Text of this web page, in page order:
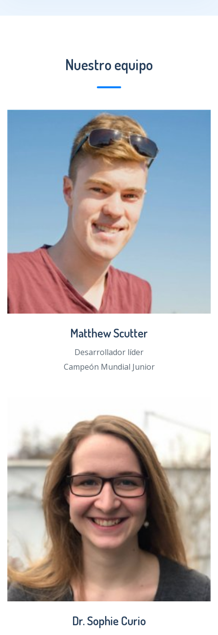
Nuestro equipo
Matthew Scutter
Desarrollador líder
Campeón Mundial Junior
Dr. Sophie Curio